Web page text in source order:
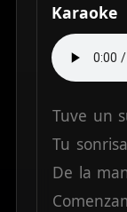
Karaoke
Tuve un
Tu
De la